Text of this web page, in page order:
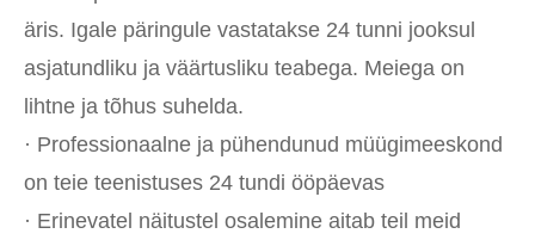
äris. Igale päringule vastatakse 24 tunni jooksul
asjatundliku ja väärtusliku teabega. Meiega on
lihtne ja tõhus suhelda.
· Professionaalne ja pühendunud müügimeeskond
on teie teenistuses 24 tundi ööpäevas
· Erinevatel näitustel osalemine aitab teil meid